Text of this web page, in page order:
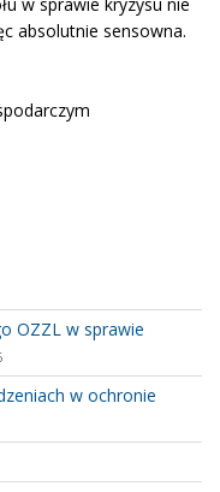
absolutnie sensowna.
OZZL w sprawie
w ochronie